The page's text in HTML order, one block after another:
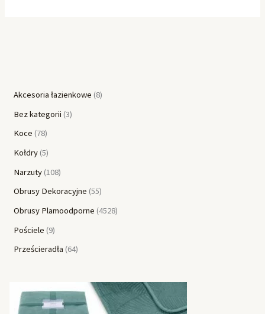
Akcesoria łazienkowe 8
Bez kategorii 3
Koce 78
Kołdry 5
Narzuty 108
Obrusy Dekoracyjne 55
Obrusy Plamoodporne 4528
Pościele 9
Prześcieradła 64